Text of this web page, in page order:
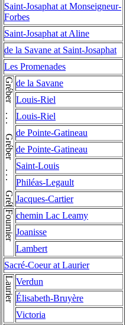
Saint-Josaphat at Monseigneur-
Forbes
Saint-Josaphat at Aline
de la Savane at Saint-Josaphat
Les Promenades
Gréber . . . Gréber . . . Gréber . . . Gréberde la Savane
Louis-Riel
Louis-Riel
de Pointe-Gatineau
de Pointe-Gatineau
Saint-Louis
Philéas-Legault
Jacques-Cartier
Fournier chemin Lac Leamy
Joanisse
Lambert
Sacré-Coeur at Laurier
Laurier Verdun
Élisabeth-Bruyère
Victoria